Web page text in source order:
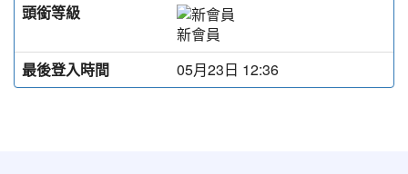
頭銜等級
新會員
最後登入時間
05月23日 12:36